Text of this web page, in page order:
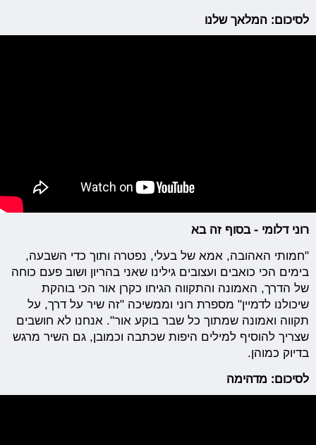
לסיכום: המלאך שלנו
רוני דלומי - בסוף זה בא
"חמותי האהובה, אמא של בעלי, נפטרה ותוך כדי השבעה,
בימים הכי כואבים ועצובים גילינו שאני בהריון ושוב פעם כוחה
של הדרך, האמונה והתקווה הגיחו כקרן אור הכי בוהקת
שיכולנו לדמיין" מספרת רוני וממשיכה "זה שיר על דרך, על
תקווה ואמונה שמתוך כל שבר בוקע אור". אנחנו לא חושבים
שצריך להוסיף למילים היפות שכתבה וכמובן, גם השיר מרגש
בדיוק כמוהן.
לסיכום: מדהימה